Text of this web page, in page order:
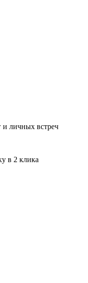
и личных встреч
в 2 клика